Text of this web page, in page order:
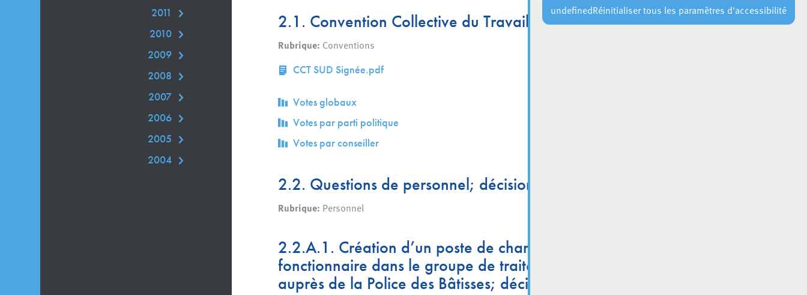
2011
2010
2009
2008
2007
2006
2005
2004
2.1. Convention Collective du Travail des Communes du Sud; décision
Rubrique: Conventions
CCT SUD Signée.pdf
Votes globaux
Votes par parti politique
Votes par conseiller
2.2. Questions de personnel; décisions
Rubrique: Personnel
2.2.A.1. Création d’un poste de chargé technique dans le statut du
fonctionnaire dans le groupe de traitement B1, sous-groupe technique,
auprès de la Police des Bâtisses; décision
undefinedRéinitialiser tous les paramètres d'accessibilité